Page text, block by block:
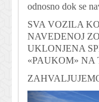
odnosno dok se
SVA VOZILA
NAVEDENOJ
UKLONJENA
«PAUKOM»